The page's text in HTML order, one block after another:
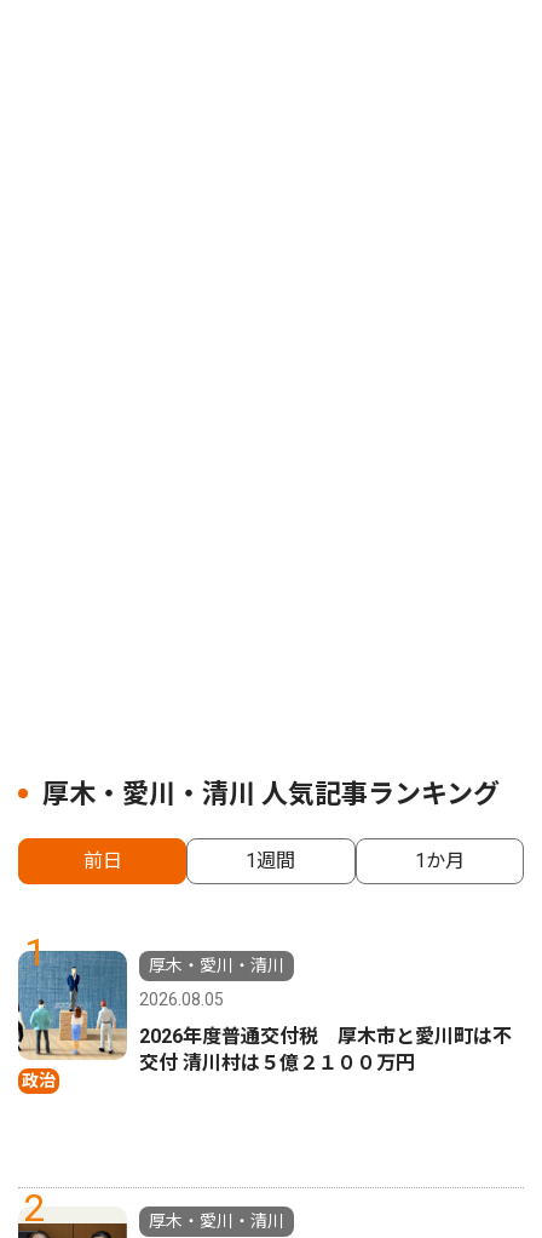
厚木・愛川・清川 人気記事ランキング
前日 1週間 1か月
1
政治
厚木・愛川・清川
2026.08.05
2026年度普通交付税 厚木市と愛川町は不
交付 清川村は５億２１００万円
2
厚木・愛川・清川